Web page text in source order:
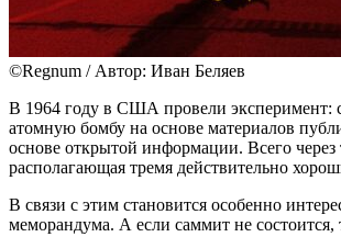
©Regnum / Автор: Иван Беляев
В 1964 году в США провели эксперимент:
атомную бомбу на основе материалов
основе открытой информации. Всего
располагающая тремя действительно
В связи с этим становится особенно
меморандума. А если саммит не